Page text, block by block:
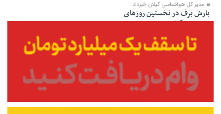
مدیر کل هواشناسی گیلان خبرداد:
بارش برف در نخستین روز‌های
زمستانی گیلان